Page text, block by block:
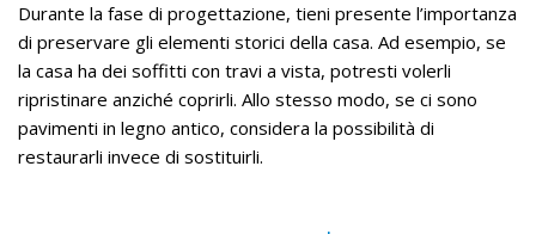
Durante la fase di progettazione, tieni presente l’importanza
di preservare gli elementi storici della casa. Ad esempio, se
la casa ha dei soffitti con travi a vista, potresti volerli
ripristinare anziché coprirli. Allo stesso modo, se ci sono
pavimenti in legno antico, considera la possibilità di
restaurarli invece di sostituirli.